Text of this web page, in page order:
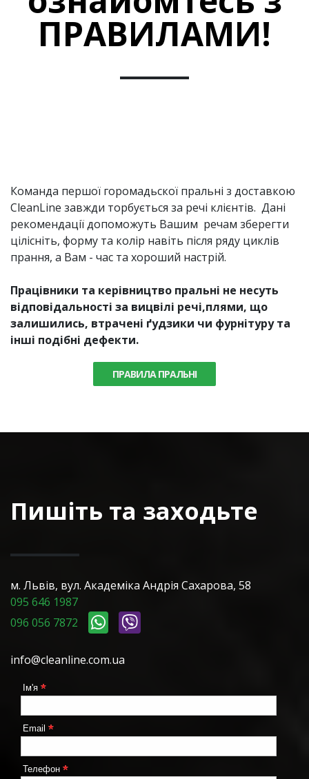
ПРАВИЛАМИ!
Команда першої горомадьскої пральні з доставкою
CleanLine завжди торбується за речі клієнтів. Дані
рекомендації допоможуть Вашим речам зберегти
цілісніть, форму та колір навіть після ряду циклів
прання, а Вам - час та хороший настрій.
Працівники та керівництво пральні не несуть
відповідальності за вицвілі речі,плями, що
залишились, втрачені ґудзики чи фурнітуру та
інші подібні дефекти.
ПРАВИЛА ПРАЛЬНІ
Пишіть та заходьте
м. Львів, вул. Академіка Андрія Сахарова, 58
095 646 1987
096 056 7872
info@cleanline.com.ua
Ім'я *
Email *
Телефон *